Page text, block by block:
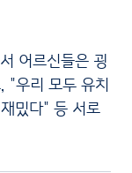
"우리 모두 유치
밌다" 등 서로